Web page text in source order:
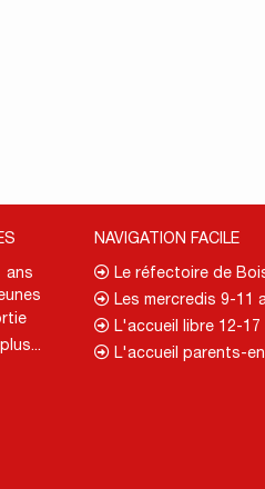
ans
plus...
NAVIGATION FACILE
Le réfectoire de
Les mercredis 9-11
L'accueil libre 12-17
L'accueil parents-